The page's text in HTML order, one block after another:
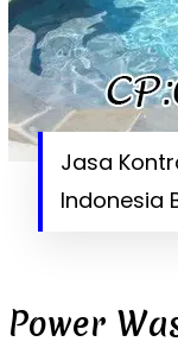
Jasa
Indonesia
Power